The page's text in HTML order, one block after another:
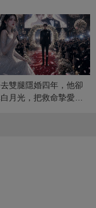
雙腿隱婚四年，他卻
月光，把救命摯愛當